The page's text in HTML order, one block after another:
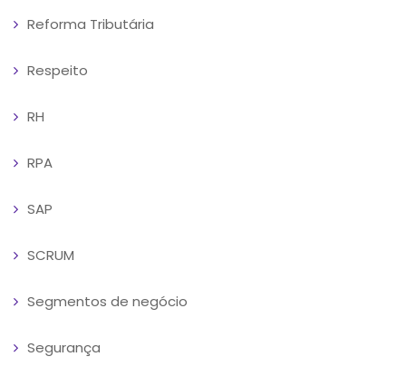
Reforma Tributária
Respeito
RH
RPA
SAP
SCRUM
Segmentos de negócio
Segurança